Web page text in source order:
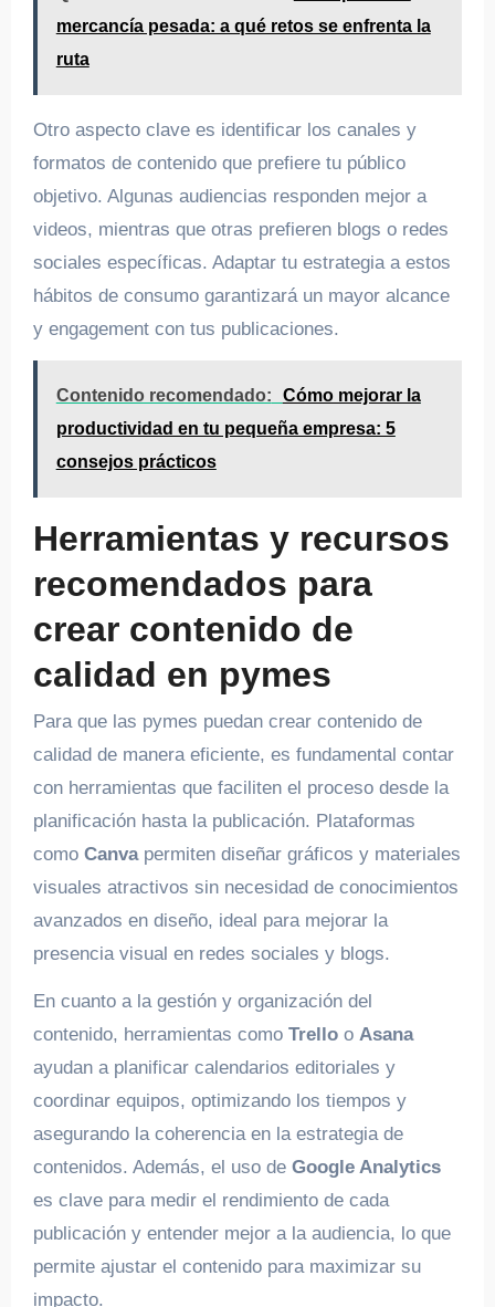
mercancía pesada: a qué retos se enfrenta la
ruta
Otro aspecto clave es identificar los canales y
formatos de contenido que prefiere tu público
objetivo. Algunas audiencias responden mejor a
videos, mientras que otras prefieren blogs o redes
sociales específicas. Adaptar tu estrategia a estos
hábitos de consumo garantizará un mayor alcance
y engagement con tus publicaciones.
Contenido recomendado:
Cómo mejorar la
productividad en tu pequeña empresa: 5
consejos prácticos
Herramientas y recursos
recomendados para
crear contenido de
calidad en pymes
Para que las pymes puedan crear contenido de
calidad de manera eficiente, es fundamental contar
con herramientas que faciliten el proceso desde la
planificación hasta la publicación. Plataformas
como Canvapermiten diseñar gráficos y materiales
visuales atractivos sin necesidad de conocimientos
avanzados en diseño, ideal para mejorar la
presencia visual en redes sociales y blogs.
En cuanto a la gestión y organización del
contenido, herramientas como Trelloo Asana
ayudan a planificar calendarios editoriales y
coordinar equipos, optimizando los tiempos y
asegurando la coherencia en la estrategia de
contenidos. Además, el uso de Google Analytics
es clave para medir el rendimiento de cada
publicación y entender mejor a la audiencia, lo que
permite ajustar el contenido para maximizar su
impacto.